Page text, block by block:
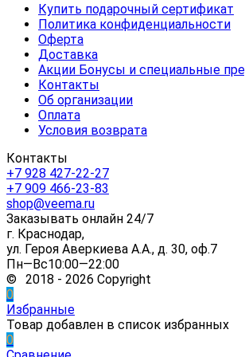
Купить подарочный сертификат
Политика конфиденциальности
Оферта
Доставка
Акции Бонусы и специальные
Контакты
Об организации
Оплата
Условия возврата
Контакты
+7 928 427-22-27
+7 909 466-23-83
shop@veema.ru
Заказывать онлайн 24/7
г. Краснодар,
ул. Героя Аверкиева А.А., д. 30, оф.7
Пн—Вс10:00—22:00
© 2018 - 2026 Copyright
0
Избранные
Товар добавлен в список избранных
0